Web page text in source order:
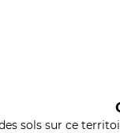
sols sur ce